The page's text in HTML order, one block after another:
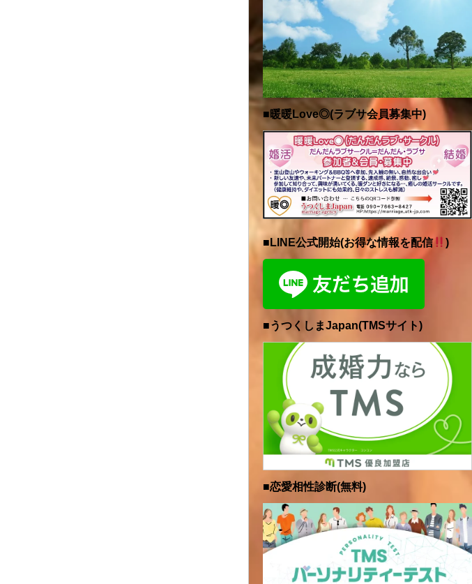
■暖暖Love◎(ラブサ会員募集中)
■LINE公式開始(お得な情報を配信 )
■うつくしまJapan(TMSサイト)
■恋愛相性診断(無料)